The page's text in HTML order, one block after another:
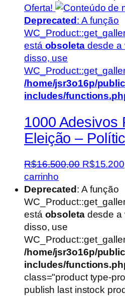
Oferta!
Deprecated : A função
está obsoletadesde a
disso, use
/home/jsr3o16p/
includes/
1000 Adesivos
Eleição –
R$16.500,00 O
original
era:
R$
carrinho
Deprecated : A função
está obsoletadesde a
disso, use
/home/jsr3o16p/
includes/
class="product type-
publish last instock